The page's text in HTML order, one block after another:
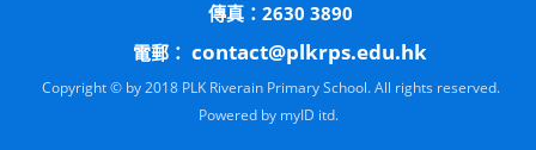
傳真：2630 3890
電郵： contact@plkrps.edu.hk
Copyright © by 2018 PLK Riverain Primary School. All rights reserved.
Powered by myID itd.